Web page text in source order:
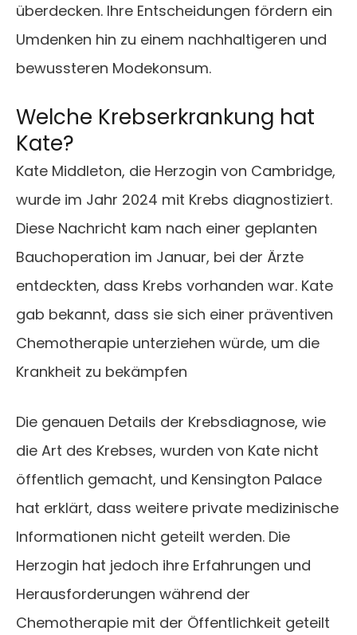
überdecken. Ihre Entscheidungen fördern ein
Umdenken hin zu einem nachhaltigeren und
bewussteren Modekonsum.
Welche Krebserkrankung hat
Kate?
Kate Middleton, die Herzogin von Cambridge,
wurde im Jahr 2024 mit Krebs diagnostiziert.
Diese Nachricht kam nach einer geplanten
Bauchoperation im Januar, bei der Ärzte
entdeckten, dass Krebs vorhanden war. Kate
gab bekannt, dass sie sich einer präventiven
Chemotherapie unterziehen würde, um die
Krankheit zu bekämpfen​
Die genauen Details der Krebsdiagnose, wie
die Art des Krebses, wurden von Kate nicht
öffentlich gemacht, und Kensington Palace
hat erklärt, dass weitere private medizinische
Informationen nicht geteilt werden. Die
Herzogin hat jedoch ihre Erfahrungen und
Herausforderungen während der
Chemotherapie mit der Öffentlichkeit geteilt